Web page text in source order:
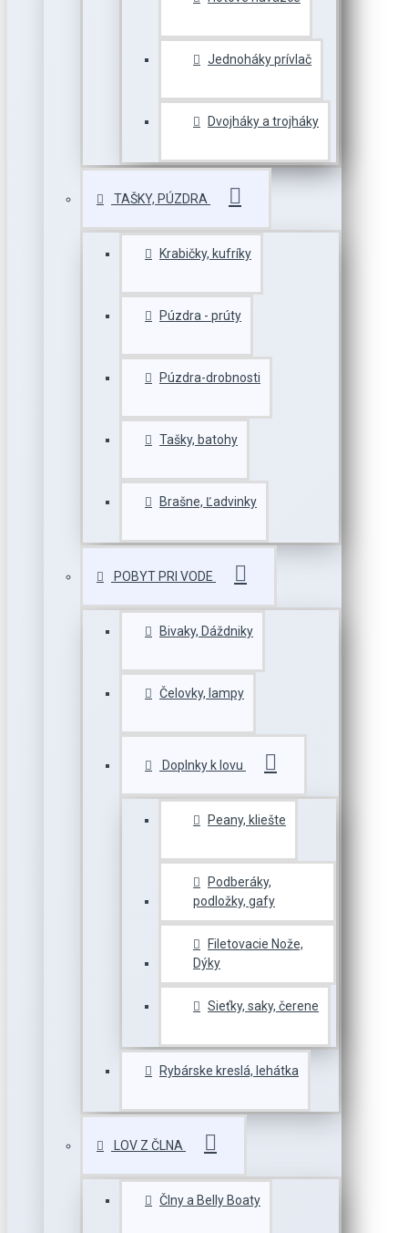
Jednoháky prívlač
Dvojháky a trojháky
TAŠKY, PÚZDRA
Krabičky, kufríky
Púzdra - prúty
Púzdra-drobnosti
Tašky, batohy
Brašne, Ľadvinky
POBYT PRI VODE
Bivaky, Dáždniky
Čelovky, lampy
Doplnky k lovu
Peany, kliešte
Podberáky,
podložky, gafy
Filetovacie Nože,
Dýky
Sieťky, saky, čerene
Rybárske kreslá, lehátka
LOV Z ČLNA
Člny a Belly Boaty